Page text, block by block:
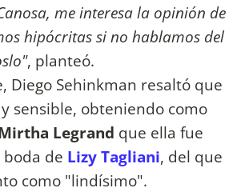
me interesa la opinión de
hipócritas si no hablamos del
, planteó.
Diego Sehinkman resaltó que
sensible, obteniendo como
Legrand que ella fue
de Lizy Tagliani, del que
como "lindísimo".